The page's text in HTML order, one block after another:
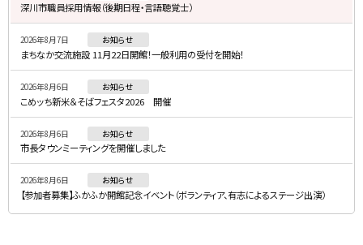
・
メ
ニ
ュ
ー
深川市職員採用情報（後期日程・言語聴覚士）
2026年8月7日 お知らせ
まちなか交流施設 11月22日開館！一般利用の受付を開始！
2026年8月6日 お知らせ
こめッち新米＆そばフェスタ2026 開催
2026年8月6日 お知らせ
市長タウンミーティングを開催しました
2026年8月6日 お知らせ
【参加者募集】ふかふか開館記念イベント（ボランティア、有志によるステージ出演）